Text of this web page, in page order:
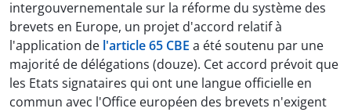
intergouvernementale sur la réforme du système des
brevets en Europe, un projet d'accord relatif à
l'application de l'article 65 CBE a été soutenu par une
majorité de délégations (douze). Cet accord prévoit que
les Etats signataires qui ont une langue officielle en
commun avec l'Office européen des brevets n'exigent